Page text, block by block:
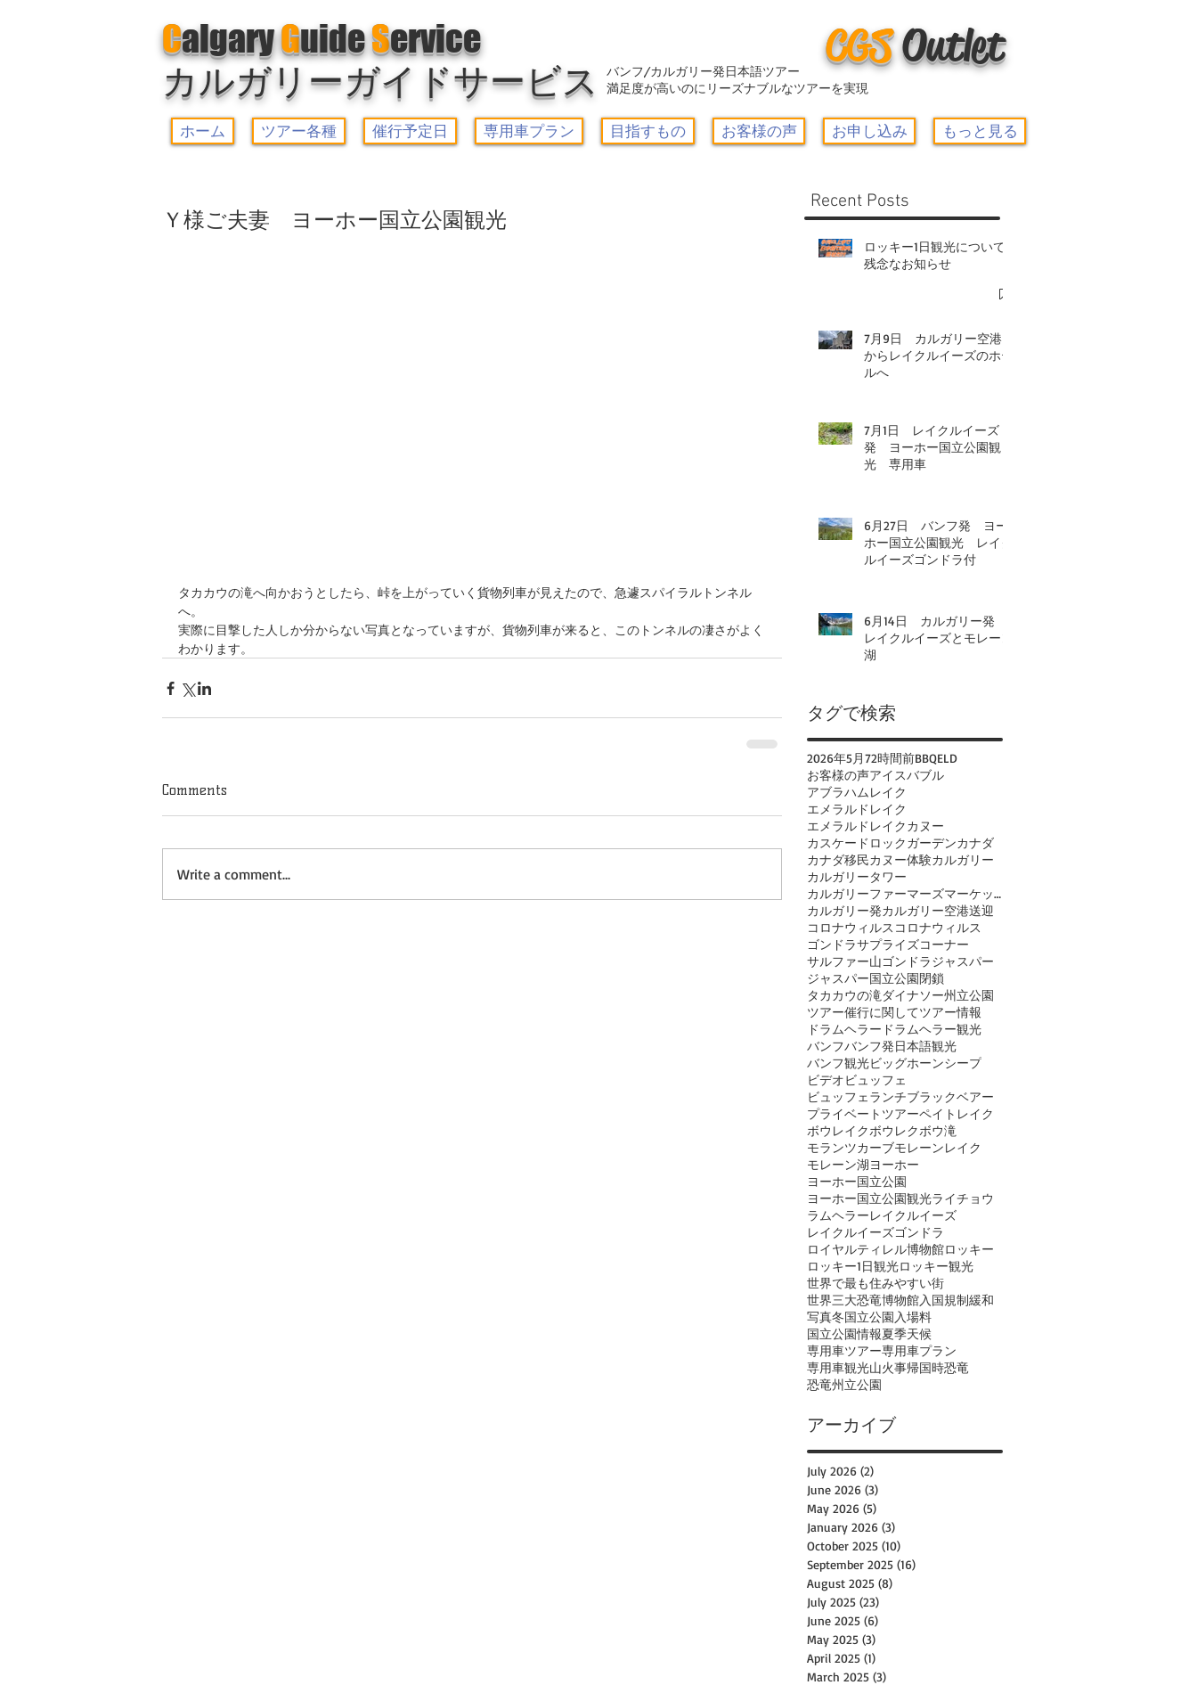
CalgaryGuideService
カルガリーガイドサービス
CGSOutlet
バンフ/カルガリー発日本語ツアー
満足度が高いのにリーズナブルなツアーを実現
ホーム ツアー各種 催行予定日 専用車プラン 目指すもの お客様の声 お申し込み もっと見る
Ｙ様ご夫妻 ヨーホー国立公園観光
タカカウの滝へ向かおうとしたら、峠を上がっていく貨物列車が見えたので、急遽スパイラルトンネル
へ。
実際に目撃した人しか分からない写真となっていますが、貨物列車が来ると、このトンネルの凄さがよく
わかります。
Comments
Write a comment...
Recent Posts
ロッキー1日観光について-
残念なお知らせ
7月9日 カルガリー空港
からレイクルイーズのホテ
ルへ
7月1日 レイクルイーズ
発 ヨーホー国立公園観
光 専用車
6月27日 バンフ発 ヨー
ホー国立公園観光 レイク
ルイーズゴンドラ付
6月14日 カルガリー発
レイクルイーズとモレーン
湖
タグで検索
2026年5月72時間前BBQELD
お客様の声アイスバブル
アブラハムレイク
エメラルドレイク
エメラルドレイクカヌー
カスケードロックガーデンカナダ
カナダ移民カヌー体験カルガリー
カルガリータワー
カルガリーファーマーズマーケット
カルガリー発カルガリー空港送迎
コロナウィルス コロナウィルス
ゴンドラサプライズコーナー
サルファー山ゴンドラジャスパー
ジャスパー国立公園閉鎖
タカカウの滝ダイナソー州立公園
ツアー催行に関してツアー情報
ドラムヘラー ドラムヘラー観光
バンフバンフ発日本語観光
バンフ観光ビッグホーンシープ
ビデオビュッフェ
ビュッフェランチブラックベアー
プライベートツアーペイトレイク
ボウレイクボウレクボウ滝
モランツカーブモレーンレイク
モレーン湖ヨーホー
ヨーホー国立公園
ヨーホー国立公園観光ライチョウ
ラムヘラーレイクルイーズ
レイクルイーズゴンドラ
ロイヤルティレル博物館ロッキー
ロッキー1日観光ロッキー観光
世界で最も住みやすい街
世界三大恐竜博物館入国規制緩和
写真冬国立公園入場料
国立公園情報夏季天候
専用車ツアー専用車プラン
専用車観光山火事帰国時恐竜
恐竜州立公園
アーカイブ
July 2026 (2)
June 2026 (3)
May 2026 (5)
January 2026 (3)
October 2025 (10)
September 2025 (16)
August 2025 (8)
July 2025 (23)
June 2025 (6)
May 2025 (3)
April 2025 (1)
March 2025 (3)